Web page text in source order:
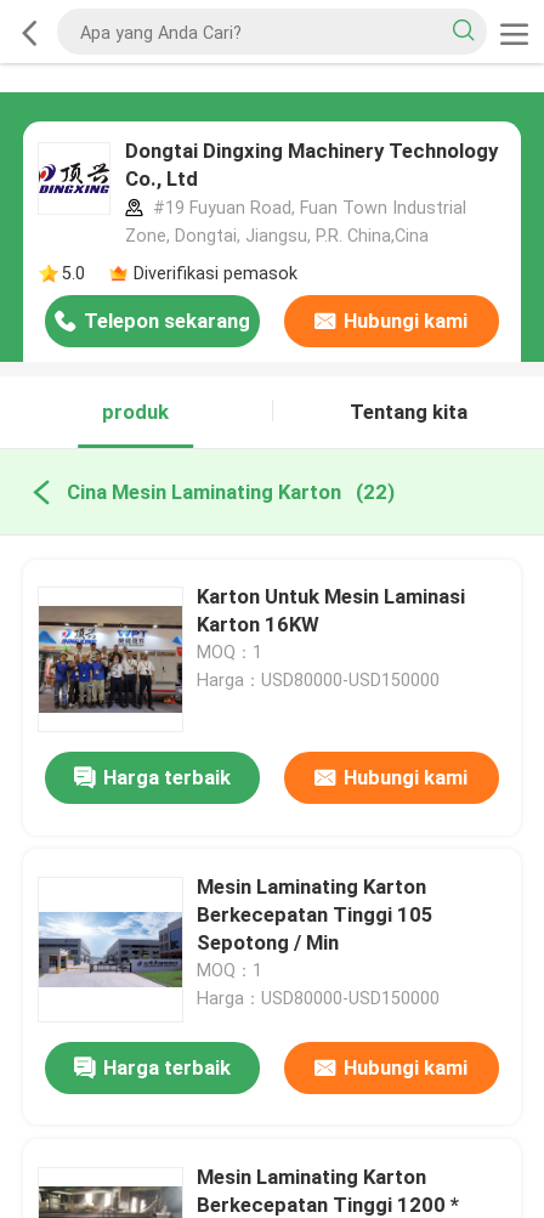
Dongtai Dingxing Machinery Technology
Co., Ltd
#19 Fuyuan Road, Fuan Town Industrial
Zone, Dongtai, Jiangsu, P.R. China,Cina
5.0
Diverifikasi pemasok
Telepon sekarang Hubungi kami
produk Tentang kita
Cina Mesin Laminating Karton (22)
Karton Untuk Mesin Laminasi
Karton 16KW
MOQ：1
Harga：USD80000-USD150000
Harga terbaik Hubungi kami
Mesin Laminating Karton
Berkecepatan Tinggi 105
Sepotong / Min
MOQ：1
Harga：USD80000-USD150000
Harga terbaik Hubungi kami
Mesin Laminating Karton
Berkecepatan Tinggi 1200 *